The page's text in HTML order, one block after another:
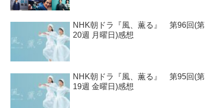
NHK朝ドラ『風、薫る』 第96回(第
20週 月曜日)感想
NHK朝ドラ『風、薫る』 第95回(第
19週 金曜日)感想